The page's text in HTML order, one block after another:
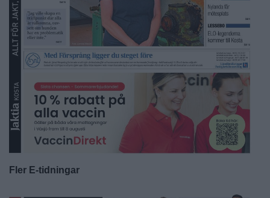
Fler E-tidningar